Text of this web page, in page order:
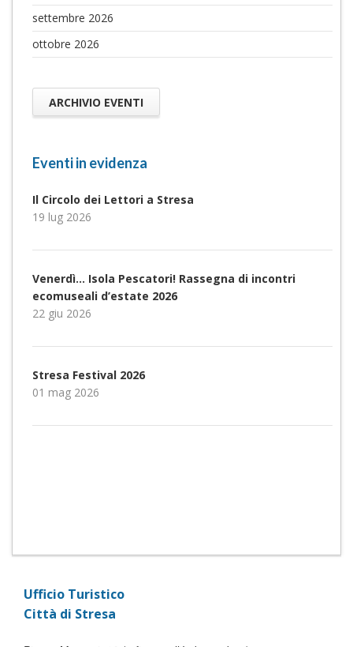
settembre 2026
ottobre 2026
ARCHIVIO EVENTI
Eventi in evidenza
Il Circolo dei Lettori a Stresa
19 lug 2026
Venerdì… Isola Pescatori! Rassegna di incontri
ecomuseali d’estate 2026
22 giu 2026
Stresa Festival 2026
01 mag 2026
Ufficio Turistico
Città di Stresa